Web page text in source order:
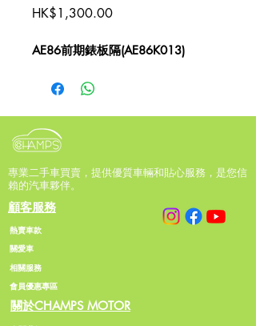
HK$1,300.00價
AE86前期錶板隔(AE86K013)
專業二手車買賣，提供優質車輛和貼心服務，是您信
賴的汽車夥伴。
顧客服務
熱賣車款
關愛車
相關服務
會員優惠專區
關於CHAMPS MOTOR